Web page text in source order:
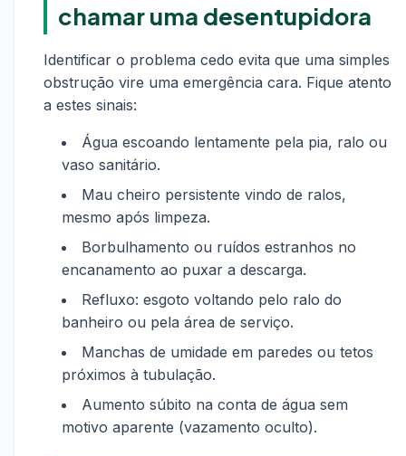
chamar uma desentupidora
Identificar o problema cedo evita que uma simples
obstrução vire uma emergência cara. Fique atento
a estes sinais:
Água escoando lentamente pela pia, ralo ou
vaso sanitário.
Mau cheiro persistente vindo de ralos,
mesmo após limpeza.
Borbulhamento ou ruídos estranhos no
encanamento ao puxar a descarga.
Refluxo: esgoto voltando pelo ralo do
banheiro ou pela área de serviço.
Manchas de umidade em paredes ou tetos
próximos à tubulação.
Aumento súbito na conta de água sem
motivo aparente (vazamento oculto).